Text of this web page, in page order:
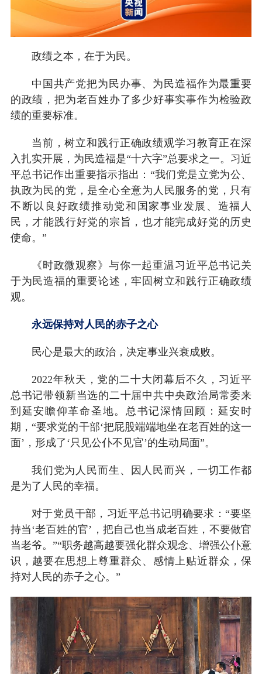
政绩之本，在于为民。
中国共产党把为民办事、为民造福作为最重要
的政绩，把为老百姓办了多少好事实事作为检验政
绩的重要标准。
当前，树立和践行正确政绩观学习教育正在深
入扎实开展，为民造福是“十六字”总要求之一。习近
平总书记作出重要指示指出：“我们党是立党为公、
执政为民的党，是全心全意为人民服务的党，只有
不断以良好政绩推动党和国家事业发展、造福人
民，才能践行好党的宗旨，也才能完成好党的历史
使命。”
《时政微观察》与你一起重温习近平总书记关
于为民造福的重要论述，牢固树立和践行正确政绩
观。
永远保持对人民的赤子之心
民心是最大的政治，决定事业兴衰成败。
2022年秋天，党的二十大闭幕后不久，习近平
总书记带领新当选的二十届中共中央政治局常委来
到延安瞻仰革命圣地。总书记深情回顾：延安时
期，“要求党的干部‘把屁股端端地坐在老百姓的这一
面’，形成了‘只见公仆不见官’的生动局面”。
我们党为人民而生、因人民而兴，一切工作都
是为了人民的幸福。
对于党员干部，习近平总书记明确要求：“要坚
持当‘老百姓的官’，把自己也当成老百姓，不要做官
当老爷。”“职务越高越要强化群众观念、增强公仆意
识，越要在思想上尊重群众、感情上贴近群众，保
持对人民的赤子之心。”